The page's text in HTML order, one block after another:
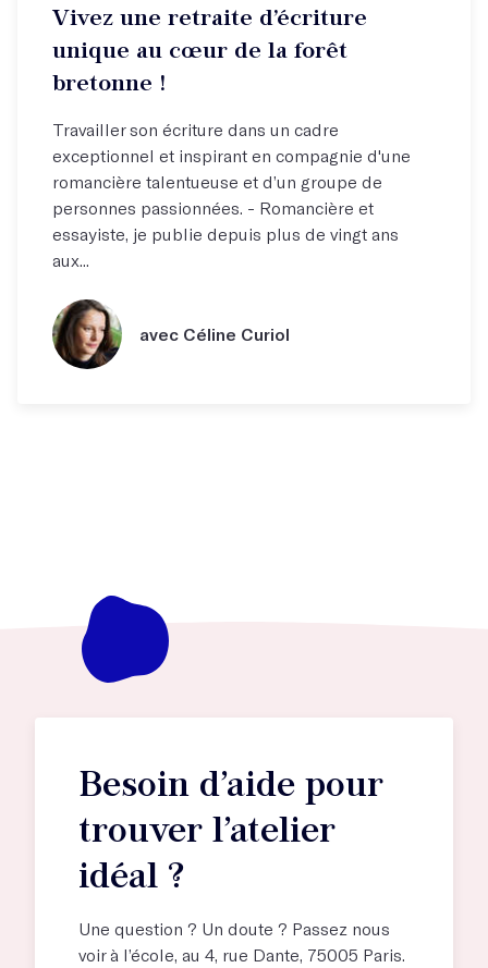
Vivez une retraite d’écriture
unique au cœur de la forêt
bretonne !
Travailler son écriture dans un cadre
exceptionnel et inspirant en compagnie d'une
romancière talentueuse et d’un groupe de
personnes passionnées. - Romancière et
essayiste, je publie depuis plus de vingt ans
aux...
avec Céline Curiol
Besoin d’aide pour
trouver l’atelier
idéal ?
Une question ? Un doute ? Passez nous
voir à l’école, au 4, rue Dante, 75005 Paris.